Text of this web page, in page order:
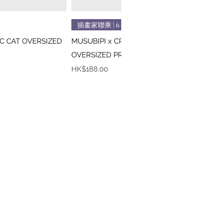
CAT OVERSIZED
插畫家聯乘 | 6 colors
MUSUBIPI x CREEPS / MONA LISA
OVERSIZED PRINTED TEE
價格
HK$188.00